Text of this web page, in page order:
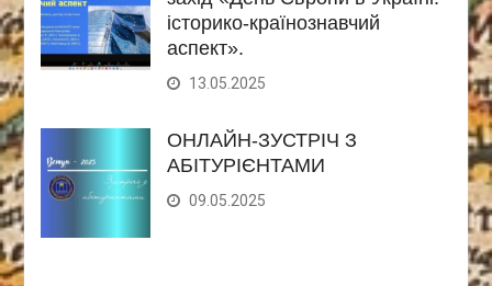
історико-країнознавчий
аспект».
13.05.2025
ОНЛАЙН-ЗУСТРІЧ З
АБІТУРІЄНТАМИ
09.05.2025